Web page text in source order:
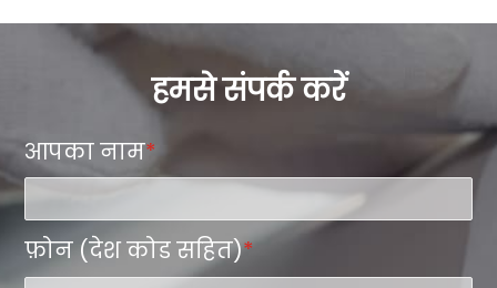
हमसे संपर्क करें
आपका नाम*
फ़ोन (देश कोड सहित)*